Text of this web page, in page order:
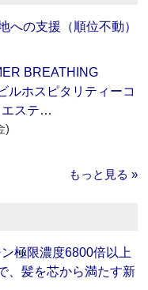
への支援（順位不動）
BREATHING
ルホスピタリティーコ
エステ…
)
もっと見る »
ン極限濃度6800倍以上
、髪を芯から満たす新